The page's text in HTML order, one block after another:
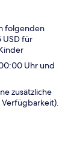
folgenden
USD für
Uhr und
zusätzliche